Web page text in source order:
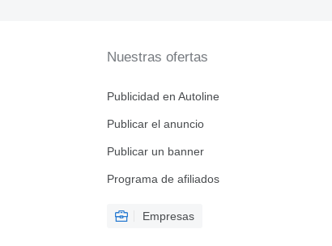
Nuestras ofertas
Publicidad en Autoline
Publicar el anuncio
Publicar un banner
Programa de afiliados
Empresas